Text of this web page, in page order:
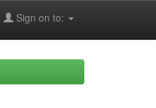
Sign on to: